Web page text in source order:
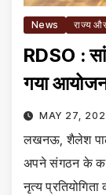
News राज्य
RDSO :
गया
MAY 27,
लखनऊ, शैलेश पाल
अपने संगठन के
नृत्य